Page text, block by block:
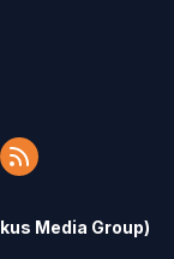
Media Group)